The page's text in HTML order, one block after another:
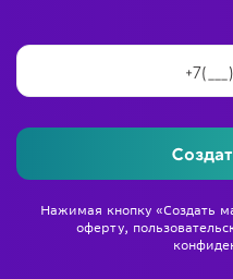
Нажимая кнопку «Создать
оферту,